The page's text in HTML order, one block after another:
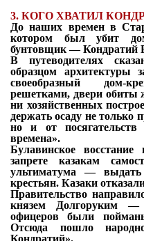
3. КОГО ХВАТИЛ
До наших времен в
котором был убит
бунтовщик — Кондратий
В путеводителях
образцом архитектуры
своеобразный дом-
решетками, двери обиты
ни хозяйственных
держать осаду не только
но и от посягательств
времена».
Булавинское
запрете казакам
ультиматума —
крестьян. Казаки
Правительство
князем Долгоруким
офицеров были
Отсюда пошло
Кондратий».